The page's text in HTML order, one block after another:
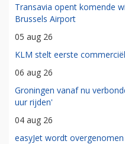
Transavia opent komende
Brussels Airport
05 aug 26
KLM stelt eerste
06 aug 26
Groningen vanaf nu
uur rijden'
04 aug 26
easyJet wordt